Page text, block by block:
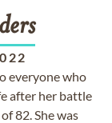
everyone who
after her battle
82. She was